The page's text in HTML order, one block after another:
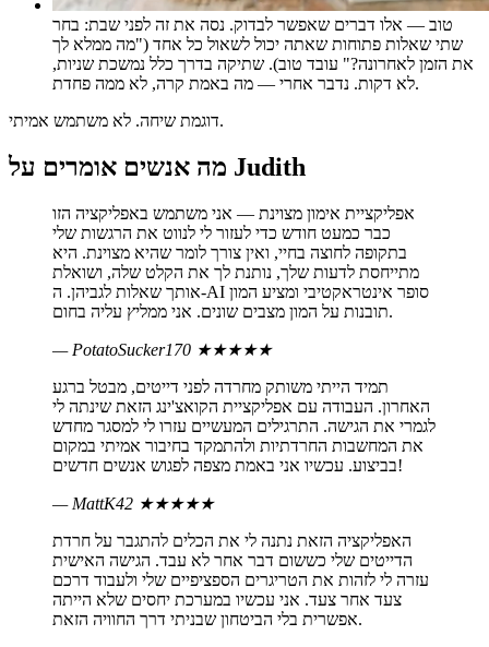
טוב — אלו דברים שאפשר לבדוק. נסה את זה לפני שבת: בחר
שתי שאלות פתוחות שאתה יכול לשאול כל אחד ("מה ממלא לך
את הזמן לאחרונה?" עובד טוב). שתיקה בדרך כלל נמשכת שניות,
לא דקות. נדבר אחרי — מה באמת קרה, לא ממה פחדת.
דוגמת שיחה. לא משתמש אמיתי.
מה אנשים אומרים על Judith
אפליקציית אימון מצוינת — אני משתמש באפליקציה הזו
כבר כמעט חודש כדי לעזור לי לנווט את הרגשות שלי
בתקופה לחוצה בחיי, ואין צורך לומר שהיא מצוינת. היא
מתייחסת לדעות שלך, נותנת לך את הקלט שלה, ושואלת
אותך שאלות לגביהן. ה-AI סופר אינטראקטיבי ומציע המון
תובנות על המון מצבים שונים. אני ממליץ עליה בחום.
— PotatoSucker170 ★★★★★
תמיד הייתי משותק מחרדה לפני דייטים, מבטל ברגע
האחרון. העבודה עם אפליקציית הקואצ'ינג הזאת שינתה לי
לגמרי את הגישה. התרגילים המעשיים עזרו לי למסגר מחדש
את המחשבות החרדתיות ולהתמקד בחיבור אמיתי במקום
בביצוע. עכשיו אני באמת מצפה לפגוש אנשים חדשים!
— MattK42 ★★★★★
האפליקציה הזאת נתנה לי את הכלים להתגבר על חרדת
הדייטים שלי כששום דבר אחר לא עבד. הגישה האישית
עזרה לי לזהות את הטריגרים הספציפיים שלי ולעבוד דרכם
צעד אחר צעד. אני עכשיו במערכת יחסים שלא הייתה
אפשרית בלי הביטחון שבניתי דרך החוויה הזאת.